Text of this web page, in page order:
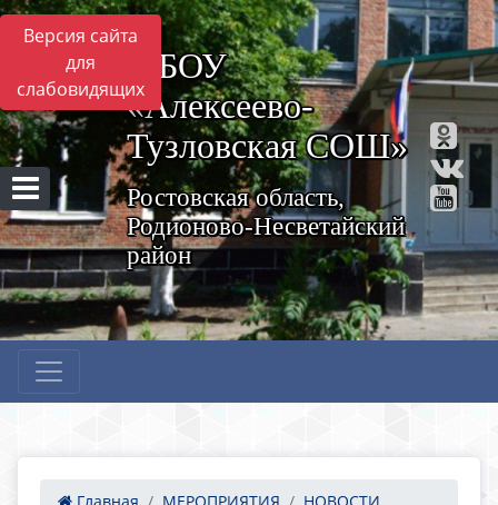
Версия сайта
для
слабовидящих
МБОУ
«Алексеево-
Тузловская СОШ»
Ростовская область,
Родионово-Несветайский
район